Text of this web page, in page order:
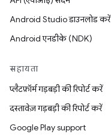
Android Studio डाउनलोड करें
Android एनडीके (NDK)
सहायता
प्लैटफ़ॉर्म गड़बड़ी की रिपोर्ट करें
दस्तावेज़ गड़बड़ी की रिपोर्ट करें
Google Play support